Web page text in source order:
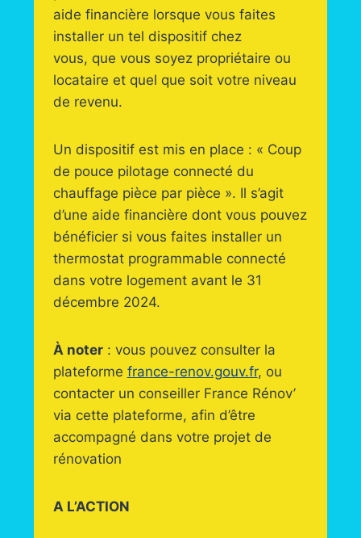
aide financière lorsque vous faites
installer un tel dispositif chez
vous, que vous soyez propriétaire ou
locataire et quel que soit votre niveau
de revenu.
Un dispositif est mis en place : « Coup
de pouce pilotage connecté du
chauffage pièce par pièce ». Il s’agit
d’une aide financière dont vous pouvez
bénéficier si vous faites installer un
thermostat programmable connecté
dans votre logement avant le 31
décembre 2024.
À noter: vous pouvez consulter la
plateforme france-renov.gouv.fr, ou
contacter un conseiller France Rénov’
via cette plateforme, afin d’être
accompagné dans votre projet de
rénovation
A L’ACTION